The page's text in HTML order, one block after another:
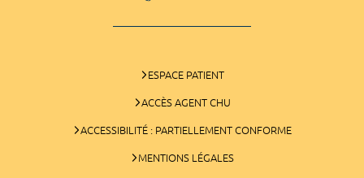
ESPACE PATIENT
ACCÈS AGENT CHU
ACCESSIBILITÉ : PARTIELLEMENT CONFORME
MENTIONS LÉGALES